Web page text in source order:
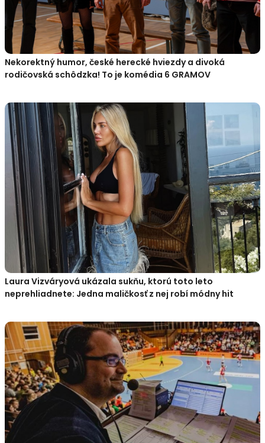
Nekorektný humor, české herecké hviezdy a divoká
rodičovská schôdzka! To je komédia 6 GRAMOV
Laura Vizváryová ukázala sukňu, ktorú toto leto
neprehliadnete: Jedna maličkosť z nej robí módny hit